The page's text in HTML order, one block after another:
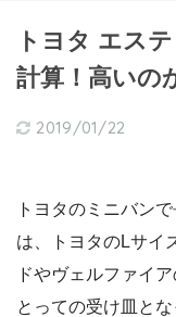
トヨタ エス
計算！高いの
2019/01/22
トヨタのミニバン
は、トヨタのLサイ
ドやヴェルファイ
とっての受け皿とな